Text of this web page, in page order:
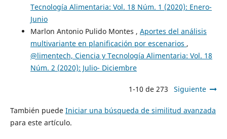
Tecnología Alimentaria: Vol. 18 Núm. 1 (2020): Enero-
Junio
Marlon Antonio Pulido Montes , Aportes del análisis
multivariante en planificación por escenarios ,
@limentech, Ciencia y Tecnología Alimentaria: Vol. 18
Núm. 2 (2020): Julio- Diciembre
1-10 de 273 Siguiente
También puede Iniciar una búsqueda de similitud avanzada
para este artículo.